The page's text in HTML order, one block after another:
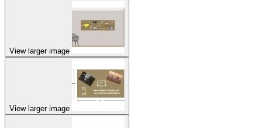
View larger image
View larger image